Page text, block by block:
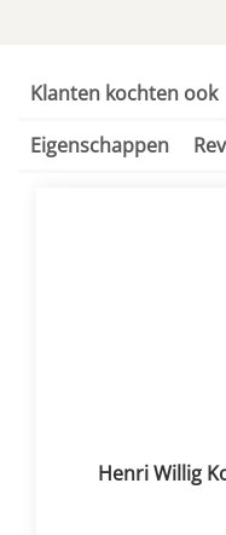
Klanten kochten ook
Eigenschappen
Henri Willig